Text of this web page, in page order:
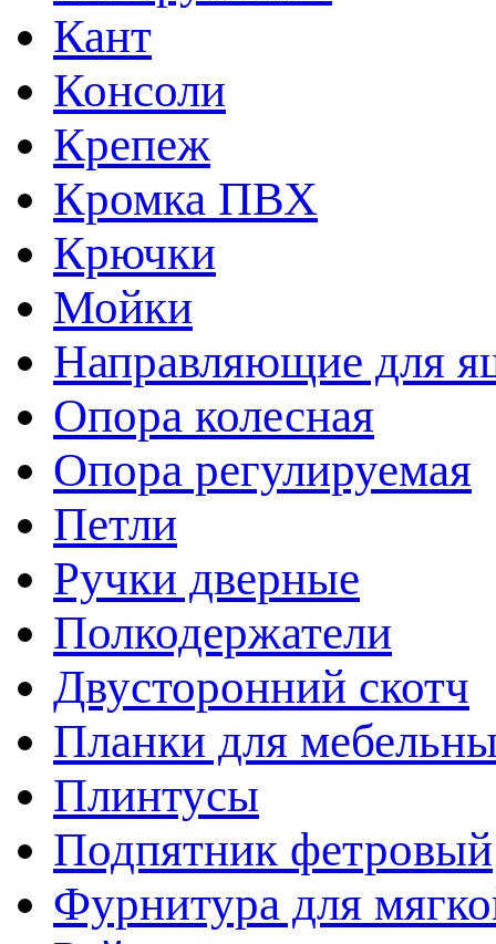
Кант
Консоли
Крепеж
Кромка ПВХ
Крючки
Мойки
Направляющие для
Опора колесная
Опора регулируемая
Петли
Ручки дверные
Полкодержатели
Двусторонний скотч
Планки для
Плинтусы
Подпятник фетровый
Фурнитура для